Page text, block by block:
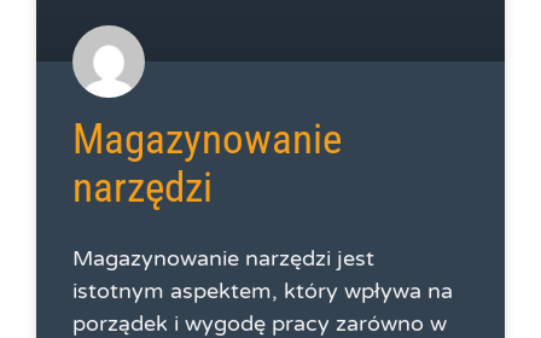
Magazynowanie
narzędzi
Magazynowanie narzędzi jest
istotnym aspektem, który wpływa na
porządek i wygodę pracy zarówno w